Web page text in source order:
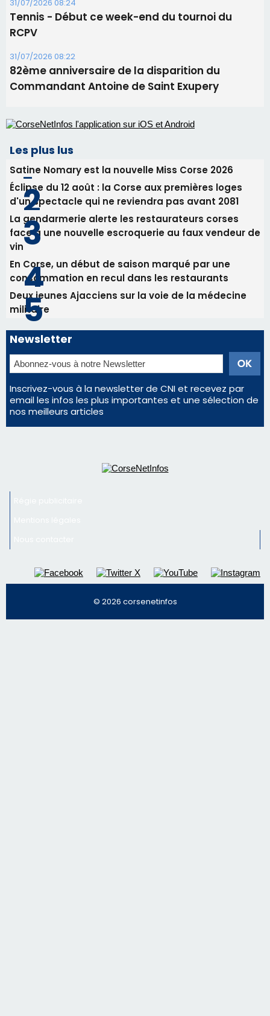
06/08/2026 15:04
Alata - Soirée Tango Argentin au stade de San
Benedetto
05/08/2026 09:53
Biguglia : messe de la Sainte-Marie et
procession le 14 août
Tennis - Début ce week-end du tournoi du
RCPV
31/07/2026 08:22
82ème anniversaire de la disparition du
Commandant Antoine de Saint Exupery
Les plus lus
Satine Nomary est la nouvelle Miss Corse 2026
Éclipse du 12 août : la Corse aux premières loges
d'un spectacle qui ne reviendra pas avant 2081
La gendarmerie alerte les restaurateurs corses
face à une nouvelle escroquerie au faux vendeur de
vin
En Corse, un début de saison marqué par une
consommation en recul dans les restaurants
Deux jeunes Ajacciens sur la voie de la médecine